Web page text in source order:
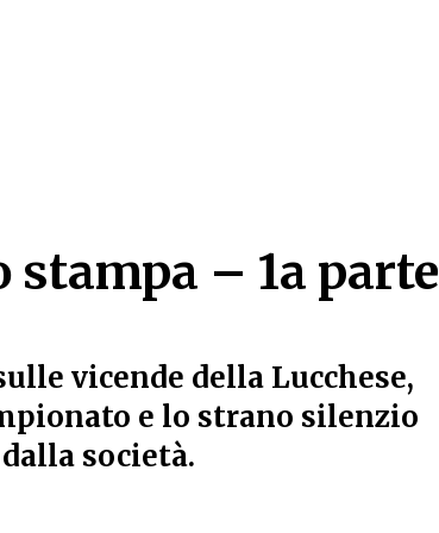
– 1a parte
– 1a parte
vicende della Lucchese,
e lo strano silenzio
società.